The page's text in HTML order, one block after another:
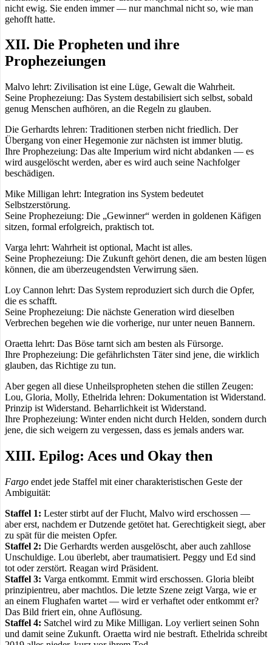
nicht ewig. Sie enden immer — nur manchmal nicht so, wie man
gehofft hatte.
XII. Die Propheten und ihre
Prophezeiungen
Malvo lehrt: Zivilisation ist eine Lüge, Gewalt die Wahrheit.
Seine Prophezeiung: Das System destabilisiert sich selbst, sobald
genug Menschen aufhören, an die Regeln zu glauben.
Die Gerhardts lehren: Traditionen sterben nicht friedlich. Der
Übergang von einer Hegemonie zur nächsten ist immer blutig.
Ihre Prophezeiung: Das alte Imperium wird nicht abdanken — es
wird ausgelöscht werden, aber es wird auch seine Nachfolger
beschädigen.
Mike Milligan lehrt: Integration ins System bedeutet
Selbstzerstörung.
Seine Prophezeiung: Die „Gewinner“ werden in goldenen Käfigen
sitzen, formal erfolgreich, praktisch tot.
Varga lehrt: Wahrheit ist optional, Macht ist alles.
Seine Prophezeiung: Die Zukunft gehört denen, die am besten lügen
können, die am überzeugendsten Verwirrung säen.
Loy Cannon lehrt: Das System reproduziert sich durch die Opfer,
die es schafft.
Seine Prophezeiung: Die nächste Generation wird dieselben
Verbrechen begehen wie die vorherige, nur unter neuen Bannern.
Oraetta lehrt: Das Böse tarnt sich am besten als Fürsorge.
Ihre Prophezeiung: Die gefährlichsten Täter sind jene, die wirklich
glauben, das Richtige zu tun.
Aber gegen all diese Unheilspropheten stehen die stillen Zeugen:
Lou, Gloria, Molly, Ethelrida lehren: Dokumentation ist Widerstand.
Prinzip ist Widerstand. Beharrlichkeit ist Widerstand.
Ihre Prophezeiung: Winter enden nicht durch Helden, sondern durch
jene, die sich weigern zu vergessen, dass es jemals anders war.
XIII. Epilog: Aces und Okay then
Fargo endet jede Staffel mit einer charakteristischen Geste der
Ambiguität:
Staffel 1: Lester stirbt auf der Flucht, Malvo wird erschossen —
aber erst, nachdem er Dutzende getötet hat. Gerechtigkeit siegt, aber
zu spät für die meisten Opfer.
Staffel 2: Die Gerhardts werden ausgelöscht, aber auch zahllose
Unschuldige. Lou überlebt, aber traumatisiert. Peggy und Ed sind
tot oder zerstört. Reagan wird Präsident.
Staffel 3: Varga entkommt. Emmit wird erschossen. Gloria bleibt
prinzipientreu, aber machtlos. Die letzte Szene zeigt Varga, wie er
an einem Flughafen wartet — wird er verhaftet oder entkommt er?
Das Bild friert ein, ohne Auflösung.
Staffel 4: Satchel wird zu Mike Milligan. Loy verliert seinen Sohn
und damit seine Zukunft. Oraetta wird nie bestraft. Ethelrida schreibt